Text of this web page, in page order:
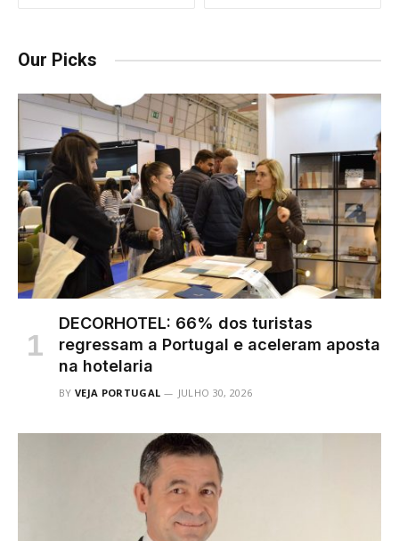
Our Picks
DECORHOTEL: 66% dos turistas
regressam a Portugal e aceleram aposta
na hotelaria
BY VEJA PORTUGAL JULHO 30, 2026